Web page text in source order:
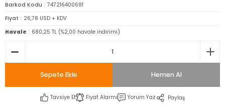
Barkod Kodu
747216400681
Fiyat
26,78 USD + KDV
Havale
680,25 TL (%2,00 havale indirimi)
Sepete Ekle Hemen Al
Tavsiye Et Fiyat Alarmı Yorum Yaz Paylaş